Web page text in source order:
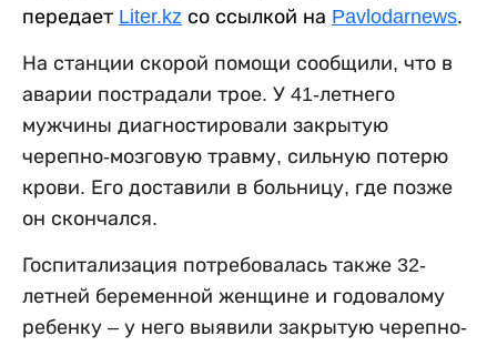
передает Liter.kz со ссылкой на Pavlodarnews.
На станции скорой помощи сообщили, что в
аварии пострадали трое. У 41-летнего
мужчины диагностировали закрытую
черепно-мозговую травму, сильную потерю
крови. Его доставили в больницу, где позже
он скончался.
Госпитализация потребовалась также 32-
летней беременной женщине и годовалому
ребенку – у него выявили закрытую черепно-